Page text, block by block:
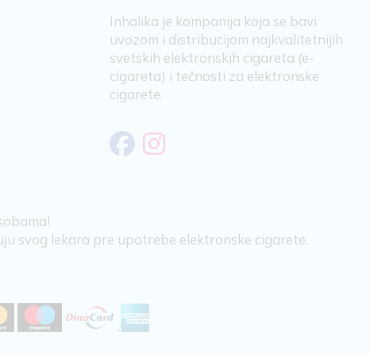
Inhalika je kompanija koja se bavi
uvozom i distribucijom najkvalitetnijih
svetskih elektronskih cigareta (e-
cigareta) i tečnosti za elektronske
cigarete.
svog lekara pre upotrebe elektronske cigarete.